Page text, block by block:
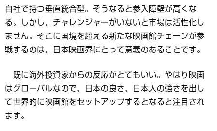
自社で持つ垂直統合型。そうなると参入障壁が高くな
る。しかし、チャレンジャーがいないと市場は活性化し
ません。そこに国境を超える新たな映画館チェーンが参
戦するのは、日本映画界にとって意義のあることです。
既に海外投資家からの反応がとてもいい。やはり映画
はグローバルなので、日本の良さ、日本人の強さを出し
て世界的に映画館をセットアップするとなると注目され
ます。